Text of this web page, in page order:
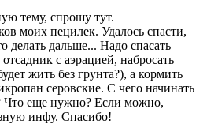
тему, спрошу тут.
моих пецилек. Удалось спасти,
делать дальше... Надо спасать
с аэрацией, набросать
жить без грунта?), а кормить
серовские. С чего начинать
Что еще нужно? Если можно,
инфу. Спасибо!